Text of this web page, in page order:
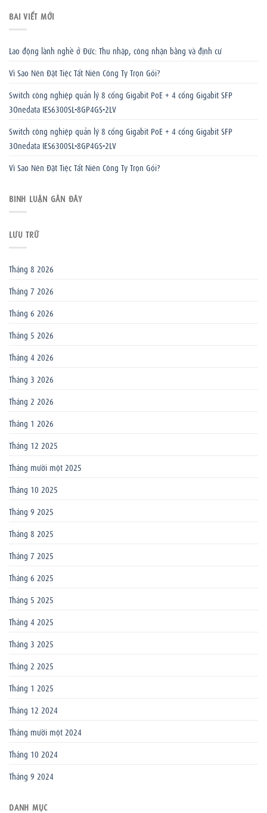
BÀI VIẾT MỚI
Lao động lành nghề ở Đức: Thu nhập, công nhận bằng và định cư
Vì Sao Nên Đặt Tiệc Tất Niên Công Ty Trọn Gói?
Switch công nghiệp quản lý 8 cổng Gigabit PoE + 4 cổng Gigabit SFP
3Onedata IES6300SL-8GP4GS-2LV
Switch công nghiệp quản lý 8 cổng Gigabit PoE + 4 cổng Gigabit SFP
3Onedata IES6300SL-8GP4GS-2LV
Vì Sao Nên Đặt Tiệc Tất Niên Công Ty Trọn Gói?
BÌNH LUẬN GẦN ĐÂY
LƯU TRỮ
Tháng 8 2026
Tháng 7 2026
Tháng 6 2026
Tháng 5 2026
Tháng 4 2026
Tháng 3 2026
Tháng 2 2026
Tháng 1 2026
Tháng 12 2025
Tháng mười một 2025
Tháng 10 2025
Tháng 9 2025
Tháng 8 2025
Tháng 7 2025
Tháng 6 2025
Tháng 5 2025
Tháng 4 2025
Tháng 3 2025
Tháng 2 2025
Tháng 1 2025
Tháng 12 2024
Tháng mười một 2024
Tháng 10 2024
Tháng 9 2024
DANH MỤC